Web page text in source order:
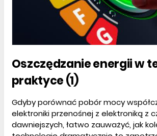
Oszczędzanie energii w
praktyce (1)
Gdyby porównać pobór mocy
elektroniki przenośnej z elektroniką z
dawniejszych, łatwo zauważyć, jak